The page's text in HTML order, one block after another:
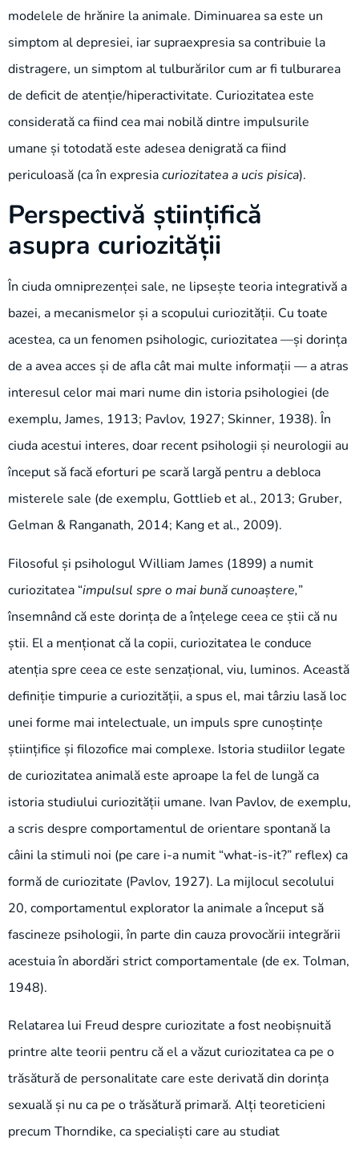
modelele de hrănire la animale. Diminuarea sa este un
simptom al depresiei, iar supraexpresia sa contribuie la
distragere, un simptom al tulburărilor cum ar fi tulburarea
de deficit de atenție/hiperactivitate. Curiozitatea este
considerată ca fiind cea mai nobilă dintre impulsurile
umane și totodată este adesea denigrată ca fiind
periculoasă (ca în expresiacuriozitatea a ucis pisica).
Perspectivă științifică
asupra curiozității
În ciuda omniprezenței sale, ne lipsește teoria integrativă a
bazei, a mecanismelor și a scopului curiozității. Cu toate
acestea, ca un fenomen psihologic, curiozitatea —și dorința
de a avea acces și de afla cât mai multe informații — a atras
interesul celor mai mari nume din istoria psihologiei (de
exemplu, James, 1913; Pavlov, 1927; Skinner, 1938). În
ciuda acestui interes, doar recent psihologii și neurologii au
început să facă eforturi pe scară largă pentru a debloca
misterele sale (de exemplu, Gottlieb et al., 2013; Gruber,
Gelman & Ranganath, 2014; Kang et al., 2009).
Filosoful și psihologul William James (1899) a numit
curiozitatea “impulsul spre o mai bună cunoaștere,”
însemnând că este dorința de a înțelege ceea ce știi că nu
știi. El a menționat că la copii, curiozitatea le conduce
atenția spre ceea ce este senzațional, viu, luminos. Această
definiție timpurie a curiozității, a spus el, mai târziu lasă loc
unei forme mai intelectuale, un impuls spre cunoștințe
științifice și filozofice mai complexe. Istoria studiilor legate
de curiozitatea animală este aproape la fel de lungă ca
istoria studiului curiozității umane. Ivan Pavlov, de exemplu,
a scris despre comportamentul de orientare spontană la
câini la stimuli noi (pe care i-a numit “what-is-it?” reflex) ca
formă de curiozitate (Pavlov, 1927). La mijlocul secolului
20, comportamentul explorator la animale a început să
fascineze psihologii, în parte din cauza provocării integrării
acestuia în abordări strict comportamentale (de ex. Tolman,
1948).
Relatarea lui Freud despre curiozitate a fost neobișnuită
printre alte teorii pentru că el a văzut curiozitatea ca pe o
trăsătură de personalitate care este derivată din dorința
sexuală și nu ca pe o trăsătură primară. Alți teoreticieni
precum Thorndike, ca specialiști care au studiat